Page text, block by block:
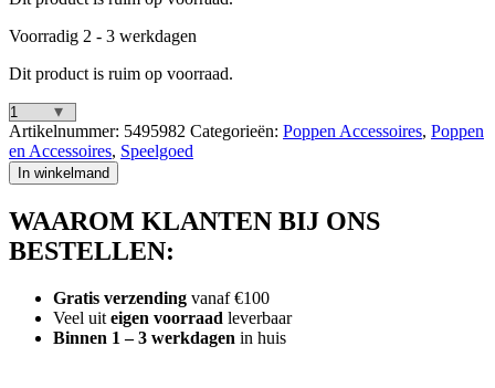
Voorradig 2 - 3 werkdagen
Dit product is ruim op voorraad.
Baby
Born
Beer
Visser
aantal
Artikelnummer: 5495982 Categorieën: Poppen Accessoires, Poppen
en Accessoires, Speelgoed
In winkelmand
WAAROM KLANTEN BIJ ONS
BESTELLEN:
Gratis verzending vanaf €100
Veel uit eigen voorraad leverbaar
Binnen 1 – 3 werkdagen in huis